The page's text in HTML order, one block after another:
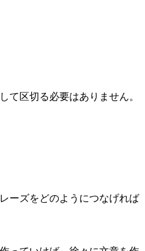
て区切る必要はありません。
ーズをどのようにつなげれば